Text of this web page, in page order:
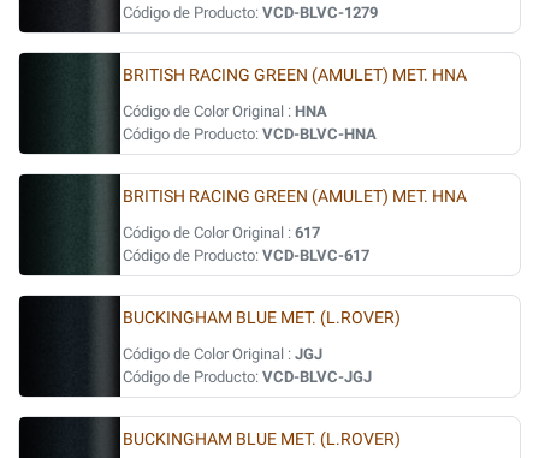
Código de Producto: VCD-BLVC-1279
BRITISH RACING GREEN (AMULET) MET. HNA
Código de Color Original : HNA
Código de Producto: VCD-BLVC-HNA
BRITISH RACING GREEN (AMULET) MET. HNA
Código de Color Original : 617
Código de Producto: VCD-BLVC-617
BUCKINGHAM BLUE MET. (L.ROVER)
Código de Color Original : JGJ
Código de Producto: VCD-BLVC-JGJ
BUCKINGHAM BLUE MET. (L.ROVER)